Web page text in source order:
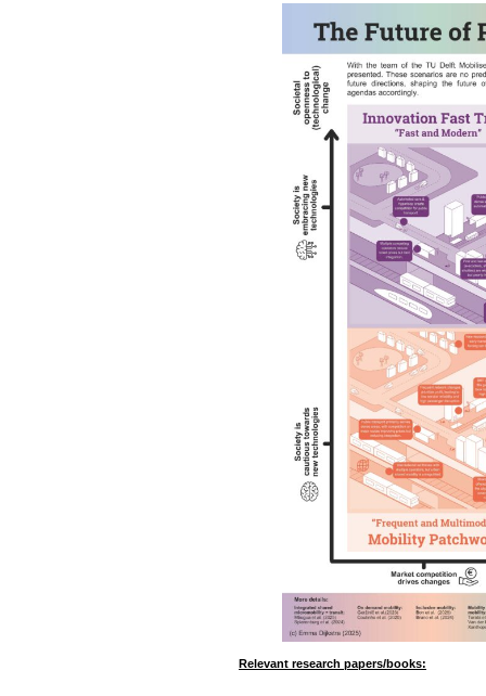
Relevant research papers/books: